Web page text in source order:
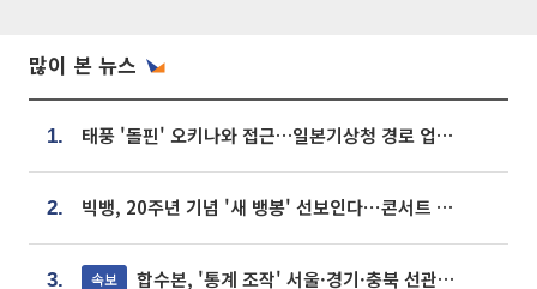
많이 본 뉴스
1. 태풍 '돌핀' 오키나와 접근…일본기상청 경로 업데이트
2. 빅뱅, 20주년 기념 '새 뱅봉' 선보인다⋯콘서트 앞두고 팝업 개최
3. 속보 합수본, '통계 조작' 서울·경기·충북 선관위 등 추가 압수수색